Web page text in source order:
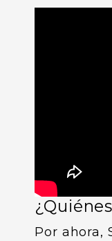
Por ahora,